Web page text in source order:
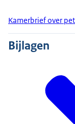
Kamerbrief over
Bijlagen